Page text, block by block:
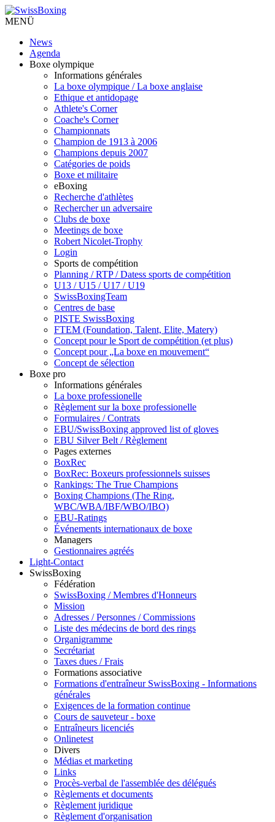
MENÜ
News
Agenda
Boxe olympique
Informations générales
La boxe olympique / La boxe anglaise
Ethique et antidopage
Athlete's Corner
Coache's Corner
Championnats
Champion de 1913 à 2006
Champions depuis 2007
Catégories de poids
Boxe et militaire
eBoxing
Recherche d'athlètes
Rechercher un adversaire
Clubs de boxe
Meetings de boxe
Robert Nicolet-Trophy
Login
Sports de compétition
Planning / RTP / Datess sports de compétition
U13 / U15 / U17 / U19
SwissBoxingTeam
Centres de base
PISTE SwissBoxing
FTEM (Foundation, Talent, Elite, Matery)
Concept pour le Sport de compétition (et plus)
Concept pour „La boxe en mouvement“
Concept de sélection
Boxe pro
Informations générales
La boxe professionelle
Règlement sur la boxe professionelle
Formulaires / Contrats
EBU/SwissBoxing approved list of gloves
EBU Silver Belt / Règlement
Pages externes
BoxRec
BoxRec: Boxeurs professionnels suisses
Rankings: The True Champions
Boxing Champions (The Ring,
WBC/WBA/IBF/WBO/IBO)
EBU-Ratings
Événements internationaux de boxe
Managers
Gestionnaires agréés
Light-Contact
SwissBoxing
Fédération
SwissBoxing / Membres d'Honneurs
Mission
Adresses / Personnes / Commissions
Liste des médecins de bord des rings
Organigramme
Secrétariat
Taxes dues / Frais
Formations associative
Formations d'entraîneur SwissBoxing - Informations
générales
Exigences de la formation continue
Cours de sauveteur - boxe
Entraîneurs licenciés
Onlinetest
Divers
Médias et marketing
Links
Procès-verbal de l'assemblée des délégués
Règlements et documents
Règlement juridique
Règlement d'organisation